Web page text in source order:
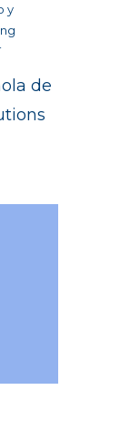
y
de